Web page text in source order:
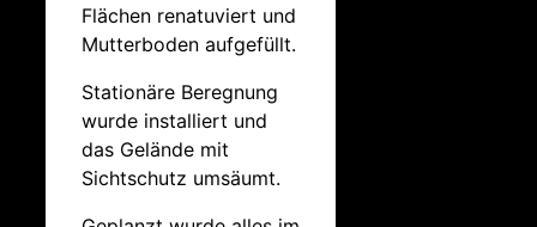
Flächen renatuviert und
Mutterboden aufgefüllt.
Stationäre Beregnung
wurde installiert und
das Gelände mit
Sichtschutz umsäumt.